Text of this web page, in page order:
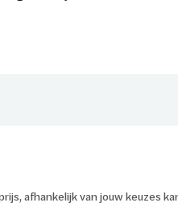
afhankelijk van jouw keuzes